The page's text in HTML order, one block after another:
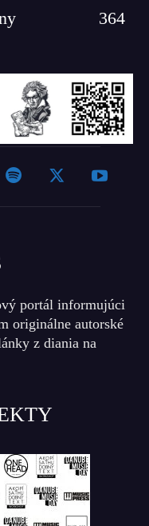
364
portál informujúci
originálne autorské
z diania na